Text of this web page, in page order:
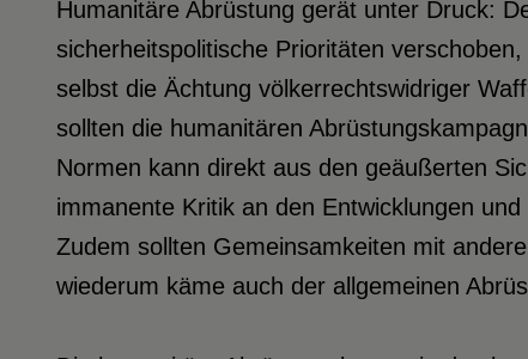
Humanitäre Abrüstung gerät unter Druck:
sicherheitspolitische Prioritäten
selbst die Ächtung völkerrechtswidriger
sollten die humanitären
Normen kann direkt aus den geäußerten
immanente Kritik an den Entwicklungen
Zudem sollten Gemeinsamkeiten mit
wiederum käme auch der allgemeinen